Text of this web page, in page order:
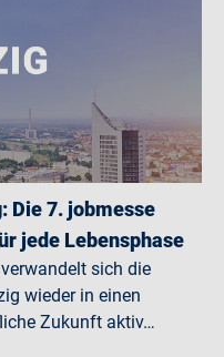
Die 7. jobmesse
jede Lebensphase
sich die
wieder in einen
Zukunft aktiv…